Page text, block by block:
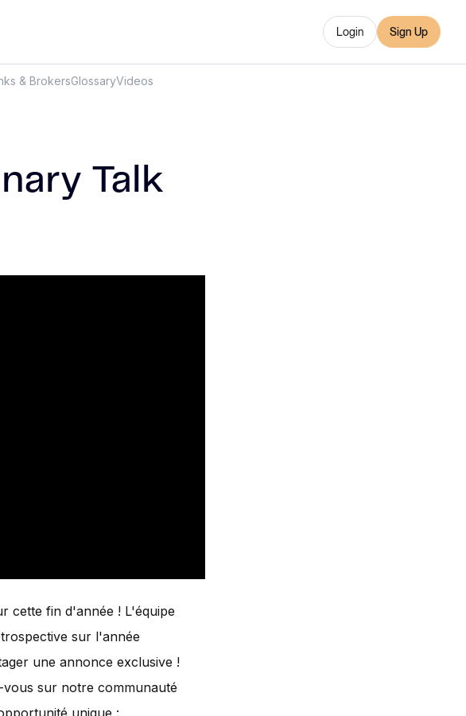
Login Sign Up
& BrokersGlossaryVideos
Talk
cette fin d'année ! L'équipe
sur l'année
une annonce exclusive !
sur notre communauté